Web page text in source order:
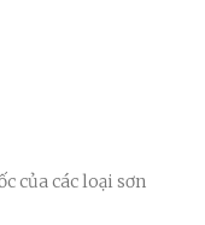
của các loại sơn